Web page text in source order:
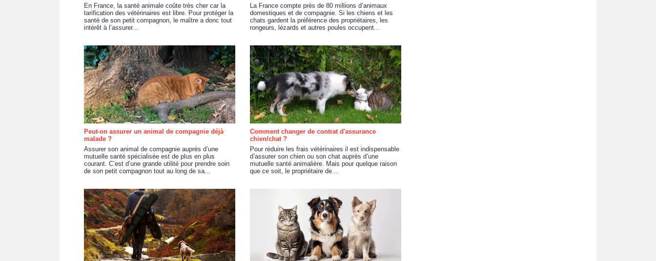
En France, la santé animale coûte très cher car la
tarification des vétérinaires est libre. Pour protéger la
santé de son petit compagnon, le maître a donc tout
intérêt à l’assurer...
La France compte près de 80 millions d’animaux
domestiques et de compagnie. Si les chiens et les
chats gardent la préférence des propriétaires, les
rongeurs, lézards et autres poules occupent...
Peut-on assurer un animal de compagnie déjà
malade ?
Assurer son animal de compagnie auprès d’une
mutuelle santé spécialisée est de plus en plus
courant. C’est d’une grande utilité pour prendre soin
de son petit compagnon tout au long de sa...
Comment changer de contrat d'assurance
chien/chat ?
Pour réduire les frais vétérinaires il est indispensable
d’assurer son chien ou son chat auprès d’une
mutuelle santé animalière. Mais pour quelque raison
que ce soit, le propriétaire de...